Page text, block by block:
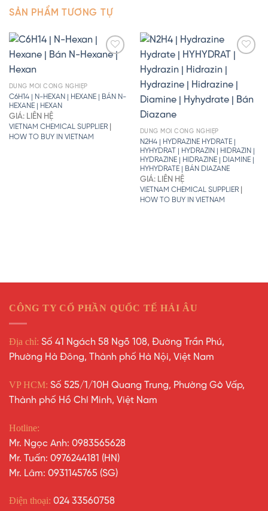
SẢN PHẨM TƯƠNG TỰ
DUNG MÔI CÔNG NGHIỆP
C6H14 | N-HEXAN | HEXANE | BÁN N-
HEXANE | HEXAN
GIÁ: LIÊN HỆ
VIETNAM CHEMICAL SUPPLIER|
HOW TO BUY IN VIETNAM
DUNG MÔI CÔNG NGHIỆP
N2H4 | HYDRAZINE HYDRATE |
HYHYDRAT | HYDRAZIN | HIDRAZIN |
HYDRAZINE | HIDRAZINE | DIAMINE |
HYHYDRATE | BÁN DIAZANE
GIÁ: LIÊN HỆ
VIETNAM CHEMICAL SUPPLIER|
HOW TO BUY IN VIETNAM
CÔNG TY CỔ PHẦN QUỐC TẾ HẢI ÂU
Địa chỉ: Số 41 Ngách 58 Ngõ 108, Đường Trần Phú,
Phường Hà Đông, Thành phố Hà Nội, Việt Nam
VP HCM: Số 525/1/10H Quang Trung, Phường Gò Vấp,
Thành phố Hồ Chí Minh, Việt Nam
Hotline:
Mr. Ngọc Anh: 0983565628
Mr. Tuấn: 0976244181 (HN)
Mr. Lâm: 0931145765 (SG)
Điện thoại: 024 33560758